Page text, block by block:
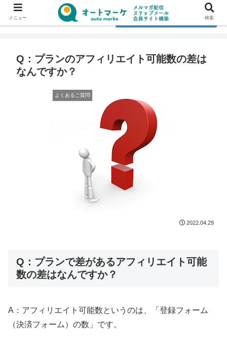
Q：プランのアフィリエイト可能数の差は
なんですか？
よくあるご質問
2022.04.29
Q：プランで差があるアフィリエイト可能
数の差はなんですか？
A：アフィリエイト可能数というのは、「登録フォーム
（決済フォーム）の数」です。
メニュー 検索